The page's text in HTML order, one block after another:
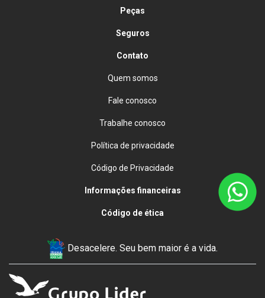
Peças
Seguros
Contato
Quem somos
Fale conosco
Trabalhe conosco
Política de privacidade
Código de Privacidade
Informações financeiras
Código de ética
Desacelere. Seu bem maior é a vida.